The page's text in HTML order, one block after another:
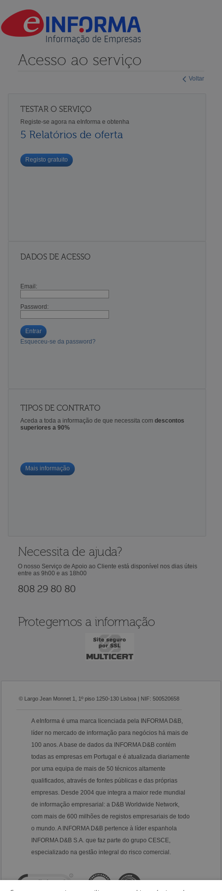
Voltar
Acesso ao serviço
TESTAR O SERVIÇO
Registe-se agora na eInforma e obtenha
5 Relatórios de oferta
Registo gratuito
DADOS DE ACESSO
Email:
Password:
Entrar
Esqueceu-se da password?
TIPOS DE CONTRATO
Aceda a toda a informação de que necessita com descontos
superiores a 90%
Mais informação
Necessita de ajuda?
O nosso Serviço de Apoio ao Cliente está disponível nos dias úteis
entre as 9h00 e as 18h00
808 29 80 80
Protegemos a informação
© Largo Jean Monnet 1, 1º piso 1250-130 Lisboa | NIF: 500520658
A eInforma é uma marca licenciada pela INFORMA D&B,
líder no mercado de informação para negócios há mais de
100 anos. A base de dados da INFORMA D&B contém
todas as empresas em Portugal e é atualizada diariamente
por uma equipa de mais de 50 técnicos altamente
qualificados, através de fontes públicas e das próprias
empresas. Desde 2004 que integra a maior rede mundial
de informação empresarial: a D&B Worldwide Network,
com mais de 600 milhões de registos empresariais de todo
o mundo. A INFORMA D&B pertence à líder espanhola
INFORMA D&B S.A. que faz parte do grupo CESCE,
especializado na gestão integral do risco comercial.